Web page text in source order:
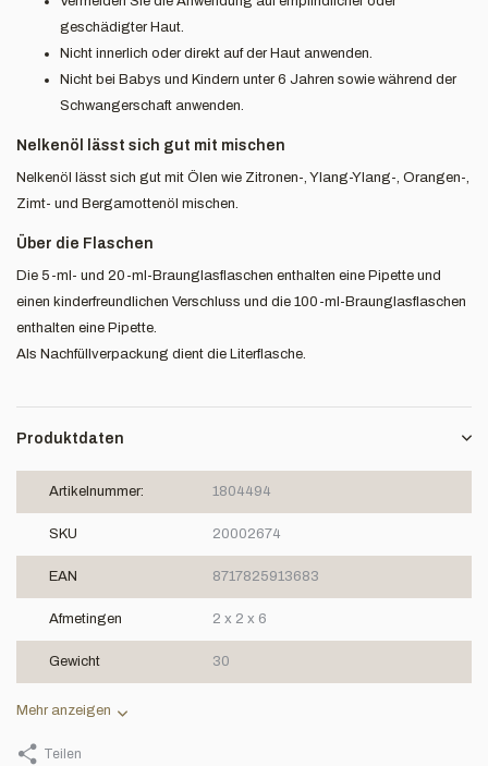
geschädigter Haut.
Nicht innerlich oder direkt auf der Haut anwenden.
Nicht bei Babys und Kindern unter 6 Jahren sowie während der
Schwangerschaft anwenden.
Nelkenöl lässt sich gut mit mischen
Nelkenöl lässt sich gut mit Ölen wie Zitronen-, Ylang-Ylang-, Orangen-,
Zimt- und Bergamottenöl mischen.
Über die Flaschen
Die 5-ml- und 20-ml-Braunglasflaschen enthalten eine Pipette und
einen kinderfreundlichen Verschluss und die 100-ml-Braunglasflaschen
enthalten eine Pipette.
Als Nachfüllverpackung dient die Literflasche.
Produktdaten
Artikelnummer: 1804494
SKU 20002674
EAN 8717825913683
Afmetingen 2 x 2 x 6
Gewicht 30
Mehr anzeigen
Teilen